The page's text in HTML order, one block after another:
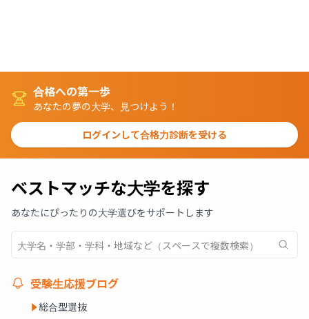
合格への第一歩
あなたの夢の大学、見つけよう！
ログインして合格力診断を受ける
ベストマッチな大学を探す
あなたにぴったりの大学選びをサポートします
受験生応援ブログ
総合型選抜